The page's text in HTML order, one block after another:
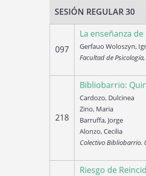
SESIÓN REGULAR 30
097
La enseñanza
Gerfauo Woloszyn,
Facultad de
218
Bibliobarrio:
Cardozo, Dulcinea
Zino, Maria
Barruffa, Jorge
Alonzo, Cecilia
Colectivo Bibliobarrio.
Riesgo de